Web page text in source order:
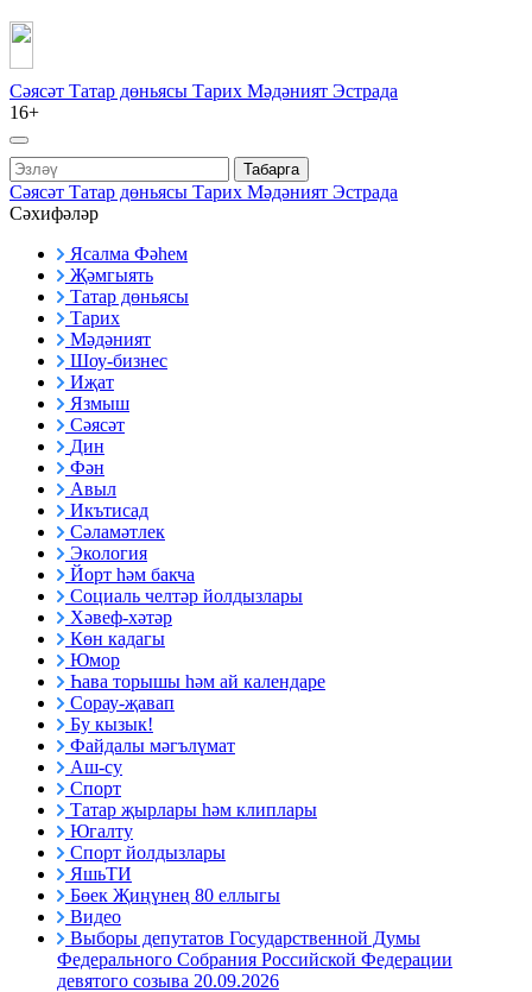
Сәясәт Татар дөньясы Тарих Мәдәният Эстрада
16+
Табарга
Сәясәт Татар дөньясы Тарих Мәдәният Эстрада
Сәхифәләр
Ясалма Фәһем
Җәмгыять
Татар дөньясы
Тарих
Мәдәният
Шоу-бизнес
Иҗат
Язмыш
Сәясәт
Дин
Фән
Авыл
Икътисад
Сәламәтлек
Экология
Йорт һәм бакча
Социаль челтәр йолдызлары
Хәвеф-хәтәр
Көн кадагы
Юмор
Һава торышы һәм ай календаре
Сорау-җавап
Бу кызык!
Файдалы мәгълүмат
Аш-су
Спорт
Татар җырлары һәм клиплары
Югалту
Спорт йолдызлары
ЯшьТИ
Бөек Җиңүнең 80 еллыгы
Видео
Выборы депутатов Государственной Думы
Федерального Собрания Российской Федерации
девятого созыва 20.09.2026